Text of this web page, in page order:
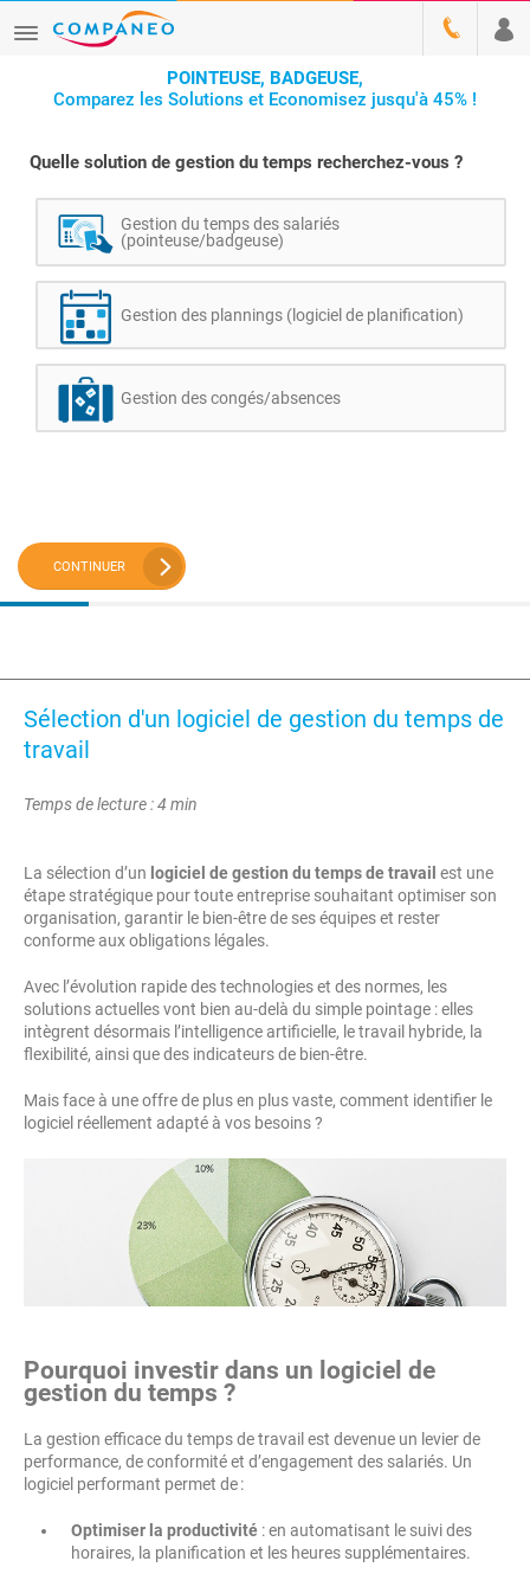
POINTEUSE, BADGEUSE,
Comparez les Solutions et Economisez jusqu'à 45% !
Quelle solution de gestion du temps recherchez-vous ?
Gestion du temps des salariés
(pointeuse/badgeuse)
Gestion des plannings (logiciel de planification)
Gestion des congés/absences
CONTINUER
Sélection d'un logiciel de gestion du temps de
travail
Temps de lecture : 4 min
La sélection d’un logiciel de gestion du temps de travail est une
étape stratégique pour toute entreprise souhaitant optimiser son
organisation, garantir le bien-être de ses équipes et rester
conforme aux obligations légales.
Avec l’évolution rapide des technologies et des normes, les
solutions actuelles vont bien au-delà du simple pointage : elles
intègrent désormais l’intelligence artificielle, le travail hybride, la
flexibilité, ainsi que des indicateurs de bien-être.
Mais face à une offre de plus en plus vaste, comment identifier le
logiciel réellement adapté à vos besoins ?
Pourquoi investir dans un logiciel de
gestion du temps ?
La gestion efficace du temps de travail est devenue un levier de
performance, de conformité et d’engagement des salariés. Un
logiciel performant permet de :
Optimiser la productivité : en automatisant le suivi des
horaires, la planification et les heures supplémentaires.